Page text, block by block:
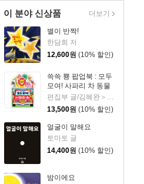
이 분야 신상품
별이 반짝!
한담희 저
12,600원 (10% 할인)
쓱쓱 뿅 팝업북 : 모두
모여! 사파리 차 동물
편집부 글/김혜완＞ 그림
13,500원 (10% 할인)
얼굴이 말해요
토마토 글
14,400원 (10% 할인)
밤이에요
더보기